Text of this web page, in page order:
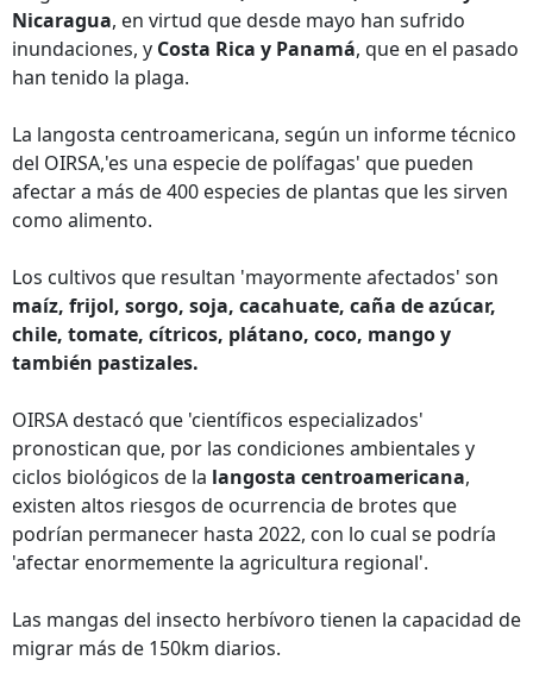
Nicaragua, en virtud que desde mayo han sufrido
inundaciones, y Costa Rica y Panamá, que en el pasado
han tenido la plaga.
La langosta centroamericana, según un informe técnico
del OIRSA,'es una especie de polífagas' que pueden
afectar a más de 400 especies de plantas que les sirven
como alimento.
Los cultivos que resultan 'mayormente afectados' son
maíz, frijol, sorgo, soja, cacahuate, caña de azúcar,
chile, tomate, cítricos, plátano, coco, mango y
también pastizales.
OIRSA destacó que 'científicos especializados'
pronostican que, por las condiciones ambientales y
ciclos biológicos de la langosta centroamericana,
existen altos riesgos de ocurrencia de brotes que
podrían permanecer hasta 2022, con lo cual se podría
'afectar enormemente la agricultura regional'.
Las mangas del insecto herbívoro tienen la capacidad de
migrar más de 150km diarios.